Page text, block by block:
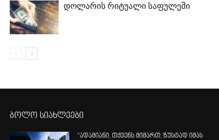
დოლარის რიტუალი საფულეში
ბოლო სიახლეები
“ადამიანი, თქვენს მიმართ, ზუსტად იმას